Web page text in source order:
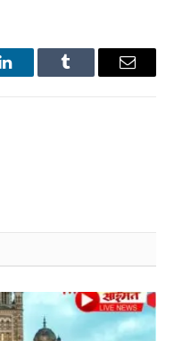
LinkedInTumblr Email